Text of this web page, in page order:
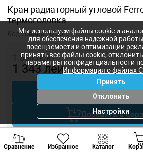
Кран радиаторный угловой
термоголовка
Код товара:5700
1 534лей
1 343лей
Купить в 1
Добавить в
Торговаться
Сравнение Избранное Каталог
Мы используем файлы cookie и
для обеспечения надежной
посещаемости и оптимизации
принять все файлы cookie,
параметры конфиденциальности
Информация о файлах
Принять
Отклонить
Настройки